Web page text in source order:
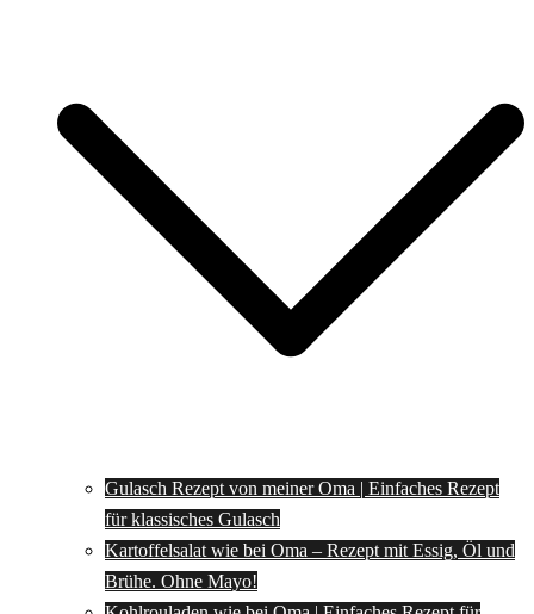
Gulasch Rezept von meiner Oma | Einfaches Rezept
für klassisches Gulasch
Kartoffelsalat wie bei Oma – Rezept mit Essig, Öl und
Brühe. Ohne Mayo!